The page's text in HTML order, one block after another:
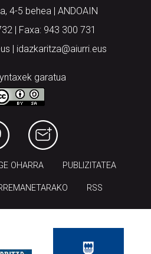
4-5 behea | ANDOAIN
| Faxa: 943 300 731
| idazkaritza@aiurri.eus
garatua
OHARRA PUBLIZITATEA
RSS